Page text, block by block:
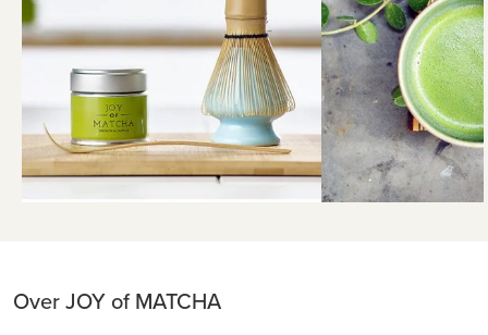
Over JOY of MATCHA